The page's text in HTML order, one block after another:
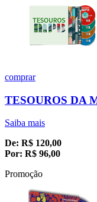
comprar
TESOUROS DA
Saiba mais
De: R$ 120,00
Por: R$ 96,00
Promoção